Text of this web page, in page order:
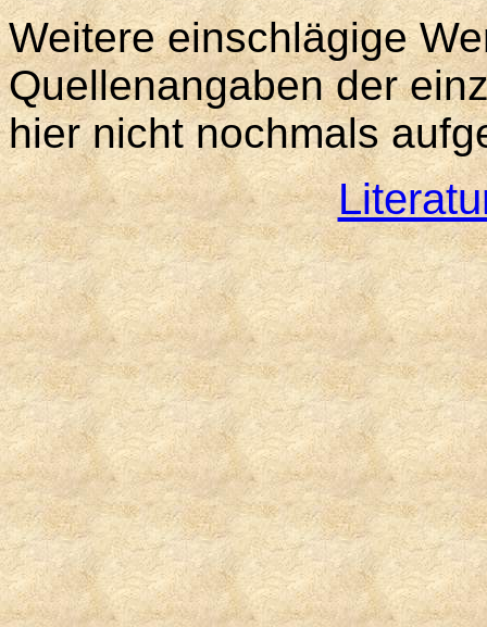
Weitere einschlägige
Quellenangaben der
hier nicht nochmals